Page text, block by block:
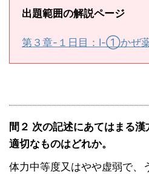
出題範囲の解説ページ
第３章-１日目：Ⅰ-①かぜ
間２ 次の記述にあてはまる
適切なものはどれか。
体力中等度又はやや虚弱で、